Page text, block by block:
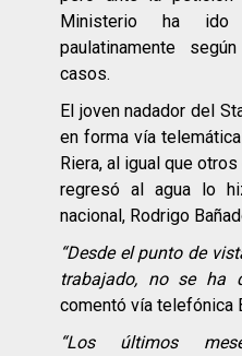
Ministerio ha ido
paulatinamente
casos.
El joven nadador del
en forma vía
Riera, al igual que
regresó al agua lo
nacional, Rodrigo
“Desde el punto de
trabajado, no se ha
comentó vía telefónica
“Los últimos